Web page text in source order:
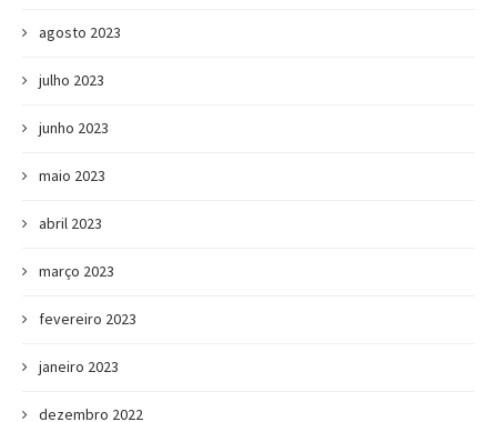
agosto 2023
julho 2023
junho 2023
maio 2023
abril 2023
março 2023
fevereiro 2023
janeiro 2023
dezembro 2022